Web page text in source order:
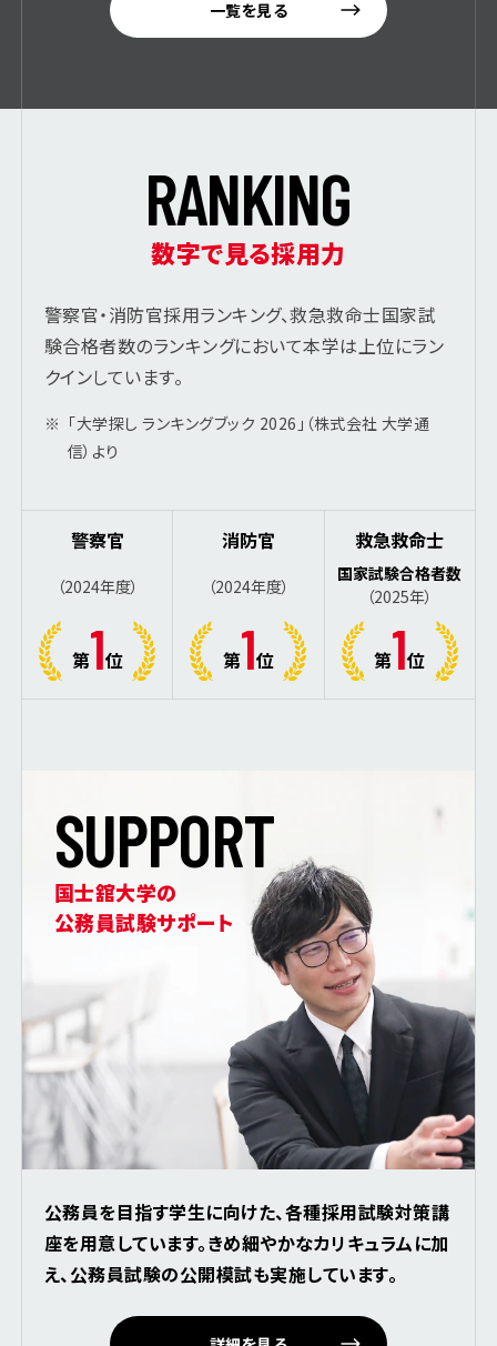
一覧を見る
RANKING
数字で見る採用力
警察官・消防官採用ランキング、救急救命士国家試
験合格者数のランキングにおいて本学は上位にラン
クインしています。
※ 「大学探し ランキングブック 2026」（株式会社 大学通
信）より
警察官
（2024年度）
第1位
消防官
（2024年度）
第1位
救急救命士
国家試験合格者数
（2025年）
第1位
SUPPORT
国士舘大学の
公務員試験サポート
公務員を目指す学生に向けた、各種採用試験対策講
座を用意しています。きめ細やかなカリキュラムに加
え、公務員試験の公開模試も実施しています。